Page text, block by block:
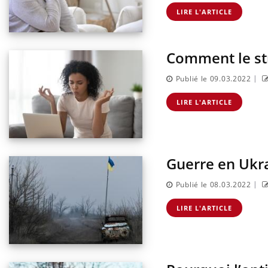
LIRE L'ARTICLE
Comment le
Publié le 09.03.2022 |
LIRE L'ARTICLE
Guerre en
Publié le 08.03.2022 |
LIRE L'ARTICLE
Pourquoi manger moins de
protéines pourrait
finalement être bénéfique
Youtube
Eczéma Chronique des Mains :
expliquer ma maladie
Il y a des sujets qui sont faciles à aborder...
d'autres non ! D'un côté, poser des questions